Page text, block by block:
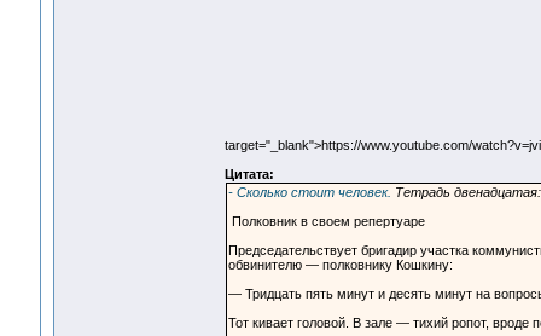
target="_blank">https://www.youtube.com/
Цитата:
- Сколько стоит человек. Тетрадь
Полковник в своем репертуаре
Председательствует бригадир участка
обвинителю — полковнику Кошкину:
— Тридцать пять минут и десять минут на
Тот кивает головой. В зале — тихий ропот, вроде